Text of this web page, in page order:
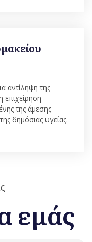
αντίληψη της
επιχείρηση
της άμεσης
δημόσιας υγείας.
εμάς